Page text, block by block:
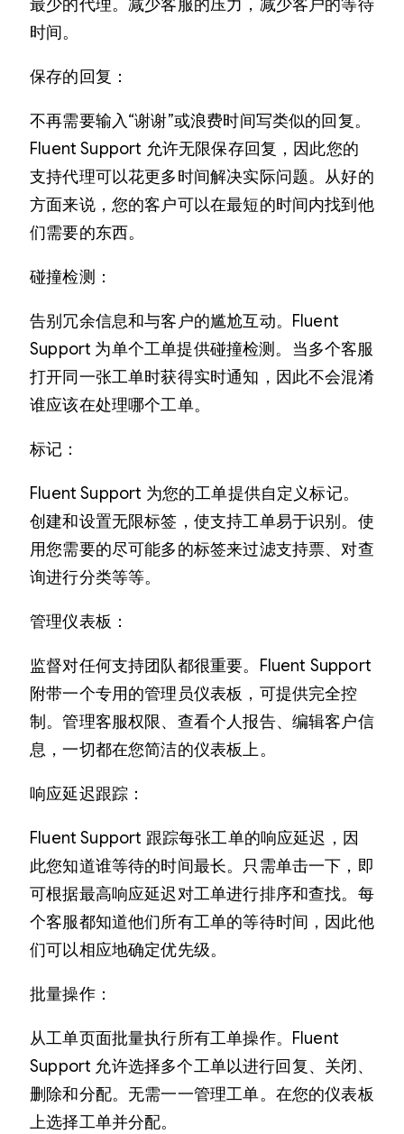
最少的代理。减少客服的压力，减少客户的等待
时间。
保存的回复：
不再需要输入“谢谢”或浪费时间写类似的回复。
Fluent Support 允许无限保存回复，因此您的
支持代理可以花更多时间解决实际问题。从好的
方面来说，您的客户可以在最短的时间内找到他
们需要的东西。
碰撞检测：
告别冗余信息和与客户的尴尬互动。Fluent
Support 为单个工单提供碰撞检测。当多个客服
打开同一张工单时获得实时通知，因此不会混淆
谁应该在处理哪个工单。
标记：
Fluent Support 为您的工单提供自定义标记。
创建和设置无限标签，使支持工单易于识别。使
用您需要的尽可能多的标签来过滤支持票、对查
询进行分类等等。
管理仪表板：
监督对任何支持团队都很重要。Fluent Support
附带一个专用的管理员仪表板，可提供完全控
制。管理客服权限、查看个人报告、编辑客户信
息，一切都在您简洁的仪表板上。
响应延迟跟踪：
Fluent Support 跟踪每张工单的响应延迟，因
此您知道谁等待的时间最长。只需单击一下，即
可根据最高响应延迟对工单进行排序和查找。每
个客服都知道他们所有工单的等待时间，因此他
们可以相应地确定优先级。
批量操作：
从工单页面批量执行所有工单操作。Fluent
Support 允许选择多个工单以进行回复、关闭、
删除和分配。无需一一管理工单。在您的仪表板
上选择工单并分配。